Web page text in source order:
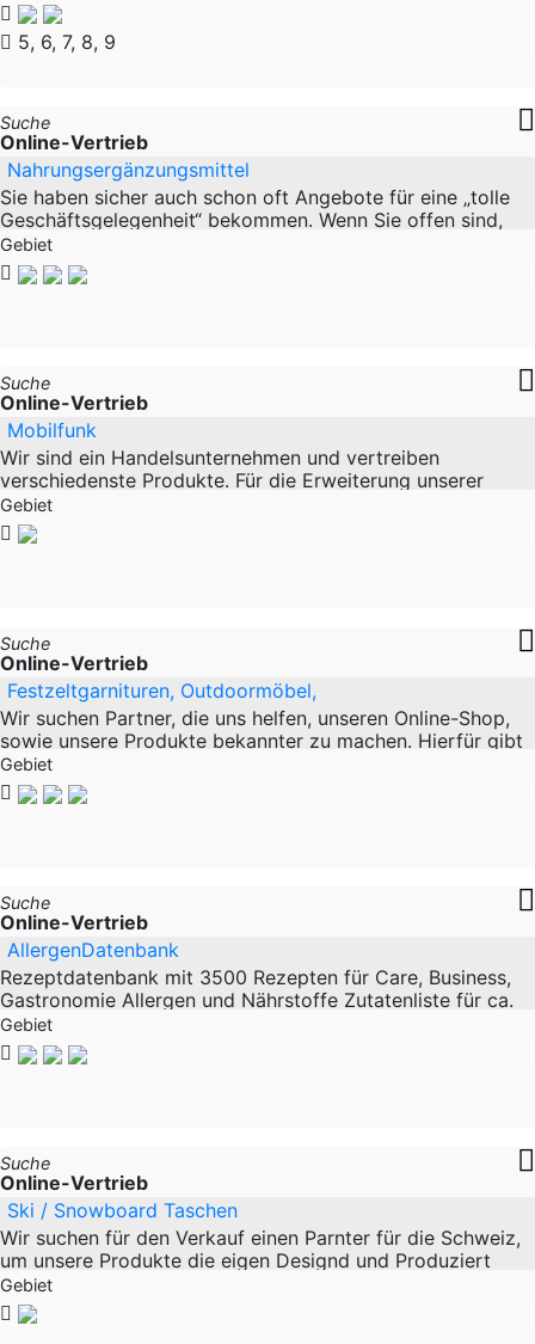
5, 6, 7, 8, 9
Suche
Online-Vertrieb
Nahrungsergänzungsmittel
Sie haben sicher auch schon oft Angebote für eine „tolle
Geschäftsgelegenheit“ bekommen. Wenn Sie offen sind,
sich etwas anzusehen, was sich definitiv
Gebiet
Suche
Online-Vertrieb
Mobilfunk
Wir sind ein Handelsunternehmen und vertreiben
verschiedenste Produkte. Für die Erweiterung unserer
Absatzmärkte suchen wir per sofort Vertriebspartner mit
Gebiet
Suche
Online-Vertrieb
Festzeltgarnituren, Outdoormöbel,
Wir suchen Partner, die uns helfen, unseren Online-Shop,
sowie unsere Produkte bekannter zu machen. Hierfür gibt
es verschiedene Möglichkeiten die wir gerne
Gebiet
Suche
Online-Vertrieb
AllergenDatenbank
Rezeptdatenbank mit 3500 Rezepten für Care, Business,
Gastronomie Allergen und Nährstoffe Zutatenliste für ca.
Gebiet
Suche
Online-Vertrieb
Ski / Snowboard Taschen
Wir suchen für den Verkauf einen Parnter für die Schweiz,
um unsere Produkte die eigen Designd und Produziert
werden dort selbstständig zu verkaufen. Gerne
Gebiet